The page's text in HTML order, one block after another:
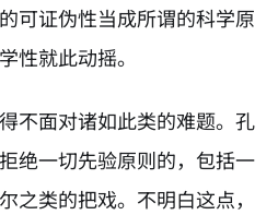
可证伪性当成所谓的科学原
性就此动摇。
不面对诸如此类的难题。孔
绝一切先验原则的，包括一
之类的把戏。不明白这点，